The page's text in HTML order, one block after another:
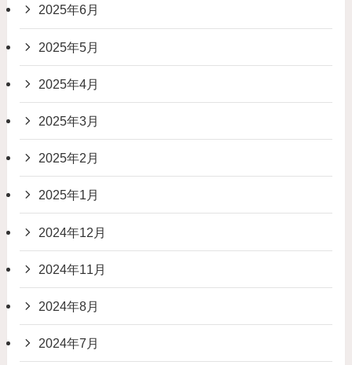
2025年6月
2025年5月
2025年4月
2025年3月
2025年2月
2025年1月
2024年12月
2024年11月
2024年8月
2024年7月